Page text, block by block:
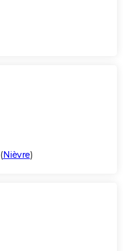
(Nièvre)